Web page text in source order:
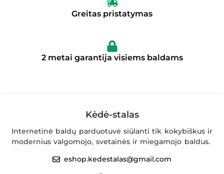
Greitas pristatymas
2 metai garantija visiems baldams
Kėdė-stalas
Internetinė baldų parduotuvė siūlanti tik kokybiškus ir
modernius valgomojo, svetainės ir miegamojo baldus.
eshop.kedestalas@gmail.com